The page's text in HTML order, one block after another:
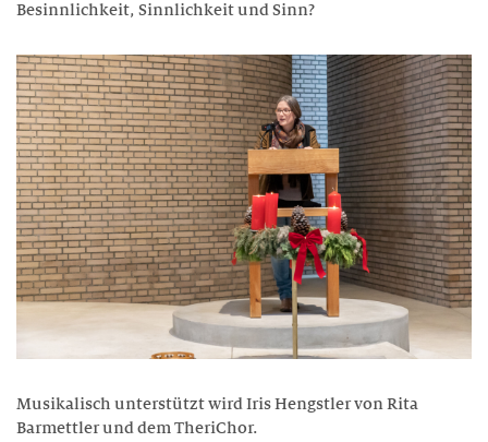
Verwaltung
ALUMNI
Agenda
Projekte
Portraits
Anmeldung
Vorstand
Besinnlichkeit, Sinnlichkeit und Sinn?
Musikalisch unterstützt wird Iris Hengstler von Rita
Barmettler und dem TheriChor.